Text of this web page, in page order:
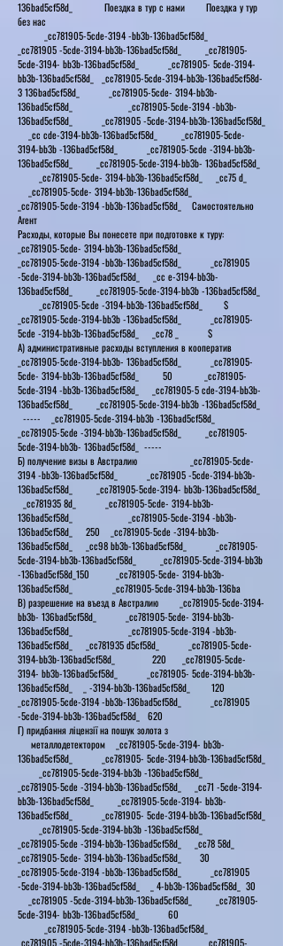
136bad5cf58d_ Поездка в тур с нами Поездка у тур
без нас
_cc781905-5cde-3194 -bb3b-136bad5cf58d_
_cc781905 -5cde-3194-bb3b-136bad5cf58d_ _cc781905-
5cde-3194- bb3b-136bad5cf58d_ _cc781905- 5cde-3194-
bb3b-136bad5cf58d_ _cc781905-5cde-3194-bb3b-136bad5cf58d-
3 136bad5cf58d_ _cc781905-5cde- 3194-bb3b-
136bad5cf58d_ _cc781905-5cde-3194 -bb3b-
136bad5cf58d_ _cc781905 -5cde-3194-bb3b-136bad5cf58d_
_cc cde-3194-bb3b-136bad5cf58d_ _cc781905-5cde-
3194-bb3b -136bad5cf58d_ _cc781905-5cde -3194-bb3b-
136bad5cf58d_ _cc781905-5cde-3194-bb3b- 136bad5cf58d_
_cc781905-5cde- 3194-bb3b-136bad5cf58d_ _cc75 d_
_cc781905-5cde- 3194-bb3b-136bad5cf58d_
_cc781905-5cde-3194 -bb3b-136bad5cf58d_ Самостоятельно
Агент
Расходы, которые Вы понесете при подготовке к туру:
_cc781905-5cde- 3194-bb3b-136bad5cf58d_
_cc781905-5cde-3194 -bb3b-136bad5cf58d_ _cc781905
-5cde-3194-bb3b-136bad5cf58d_ _cc e-3194-bb3b-
136bad5cf58d_ _cc781905-5cde-3194-bb3b -136bad5cf58d_
_cc781905-5cde -3194-bb3b-136bad5cf58d_ $
_cc781905-5cde-3194-bb3b -136bad5cf58d_ _cc781905-
5cde -3194-bb3b-136bad5cf58d_ _cc78 _ $
А) административные расходы вступления в кооператив
_cc781905-5cde-3194-bb3b- 136bad5cf58d_ _cc781905-
5cde- 3194-bb3b-136bad5cf58d_ 50 _cc781905-
5cde-3194 -bb3b-136bad5cf58d_ _cc781905-5 cde-3194-bb3b-
136bad5cf58d_ _cc781905-5cde-3194-bb3b -136bad5cf58d_
----- _cc781905-5cde-3194-bb3b -136bad5cf58d_
_cc781905-5cde -3194-bb3b-136bad5cf58d_ _cc781905-
5cde-3194-bb3b- 136bad5cf58d_ -----
Б) получение визы в Австралию _cc781905-5cde-
3194 -bb3b-136bad5cf58d_ _cc781905 -5cde-3194-bb3b-
136bad5cf58d_ _cc781905-5cde-3194- bb3b-136bad5cf58d_
_cc781935 8d_ _cc781905-5cde- 3194-bb3b-
136bad5cf58d_ _cc781905-5cde-3194 -bb3b-
136bad5cf58d_ 250 _cc781905-5cde -3194-bb3b-
136bad5cf58d_ _cc98 bb3b-136bad5cf58d_ _cc781905-
5cde-3194-bb3b-136bad5cf58d_ _cc781905-5cde-3194-bb3b
-136bad5cf58d_150 _cc781905-5cde- 3194-bb3b-
136bad5cf58d_ _cc781905-5cde-3194-bb3b-136ba
В) разрешение на въезд в Австралию _cc781905-5cde-3194-
bb3b- 136bad5cf58d_ _cc781905-5cde- 3194-bb3b-
136bad5cf58d_ _cc781905-5cde-3194 -bb3b-
136bad5cf58d_ _cc781935 d5cf58d_ _cc781905-5cde-
3194-bb3b-136bad5cf58d_ 220 _cc781905-5cde-
3194- bb3b-136bad5cf58d_ _cc781905- 5cde-3194-bb3b-
136bad5cf58d_ _ -3194-bb3b-136bad5cf58d_ 120
_cc781905-5cde-3194 -bb3b-136bad5cf58d_ _cc781905
-5cde-3194-bb3b-136bad5cf58d_ 620
Г) придбання ліцензії на пошук золота з
металлодетектором _cc781905-5cde-3194- bb3b-
136bad5cf58d_ _cc781905- 5cde-3194-bb3b-136bad5cf58d_
_cc781905-5cde-3194-bb3b -136bad5cf58d_
_cc781905-5cde -3194-bb3b-136bad5cf58d_ _cc71 -5cde-3194-
bb3b-136bad5cf58d_ _cc781905-5cde-3194- bb3b-
136bad5cf58d_ _cc781905- 5cde-3194-bb3b-136bad5cf58d_
_cc781905-5cde-3194-bb3b -136bad5cf58d_
_cc781905-5cde -3194-bb3b-136bad5cf58d_ _cc78 58d_
_cc781905-5cde- 3194-bb3b-136bad5cf58d_ 30
_cc781905-5cde-3194 -bb3b-136bad5cf58d_ _cc781905
-5cde-3194-bb3b-136bad5cf58d_ _ 4-bb3b-136bad5cf58d_ 30
_cc781905 -5cde-3194-bb3b-136bad5cf58d_ _cc781905-
5cde-3194- bb3b-136bad5cf58d_ 60
_cc781905-5cde-3194 -bb3b-136bad5cf58d_
_cc781905 -5cde-3194-bb3b-136bad5cf58d_ _cc781905-